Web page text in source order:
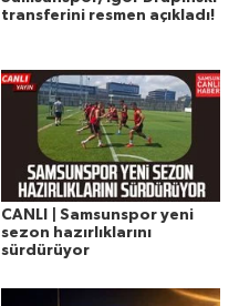
transferini resmen açıkladı!
CANLI | Samsunspor yeni
sezon hazırlıklarını
sürdürüyor